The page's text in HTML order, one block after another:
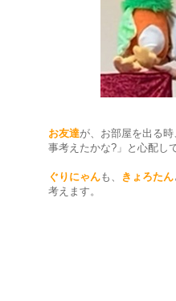
お友達が、お部屋を出る時
事考えたかな?」と心配し
ぐりにゃんも、 きょろたん
考えます。
ぐり